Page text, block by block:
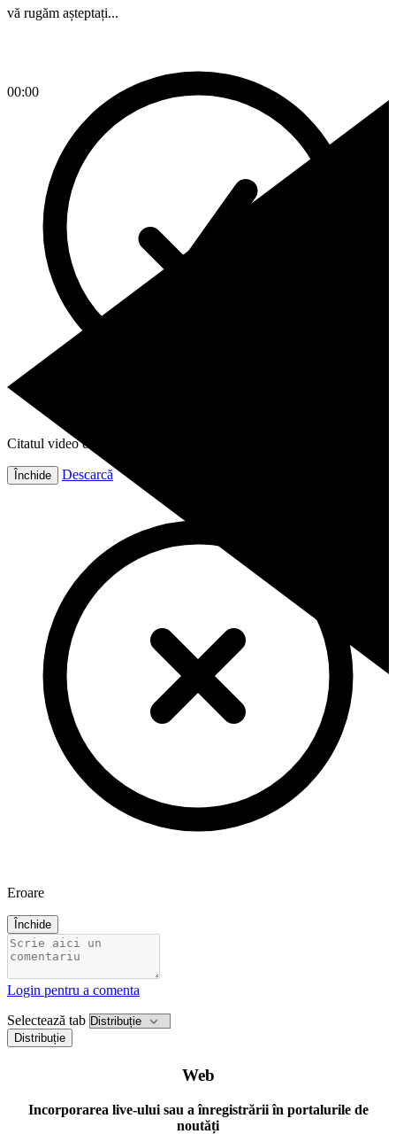
00:00
vă rugăm așteptați...
Citatul video este gata!
Închide Descarcă
Eroare
Închide
Login pentru a comenta
Selectează tab
Distribuție
Web
Incorporarea live-ului sau a înregistrării în portalurile de
noutăți